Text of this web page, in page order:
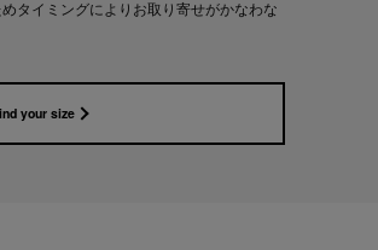
タイミングによりお取り寄せがかなわな
your size